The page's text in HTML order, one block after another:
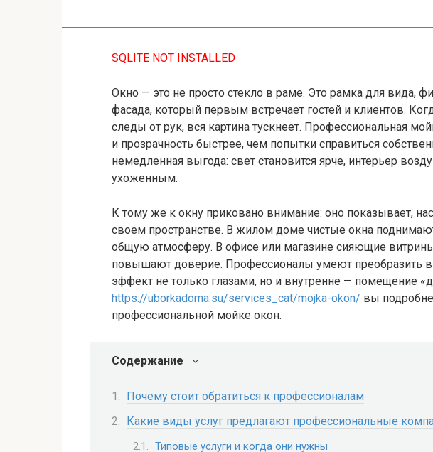
SQLITE NOT INSTALLED
Окно — это не просто стекло в раме. Это рамка для вида,
фасада, который первым встречает гостей и клиентов.
следы от рук, вся картина тускнеет. Профессиональная
и прозрачность быстрее, чем попытки справиться
немедленная выгода: свет становится ярче, интерьер
ухоженным.
К тому же к окну приковано внимание: оно показывает,
своем пространстве. В жилом доме чистые окна
общую атмосферу. В офисе или магазине сияющие
повышают доверие. Профессионалы умеют преобразить
эффект не только глазами, но и внутренне — помещение
https://uborkadoma.su/services_cat/mojka-okon/ вы
профессиональной мойке окон.
Содержание
Почему стоит обратиться к профессионалам
Какие виды услуг предлагают профессиональные
Типовые услуги и когда они нужны